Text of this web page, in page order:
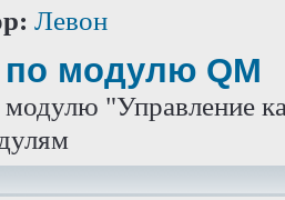
Левон
модулю QM
"Управление